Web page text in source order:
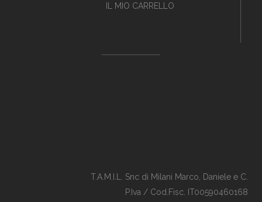
IL MIO CARRELLO
T.A.M.I.L. Snc di Milani Marco, Daniele e C.
P.Iva / Cod.Fisc. IT00590460168